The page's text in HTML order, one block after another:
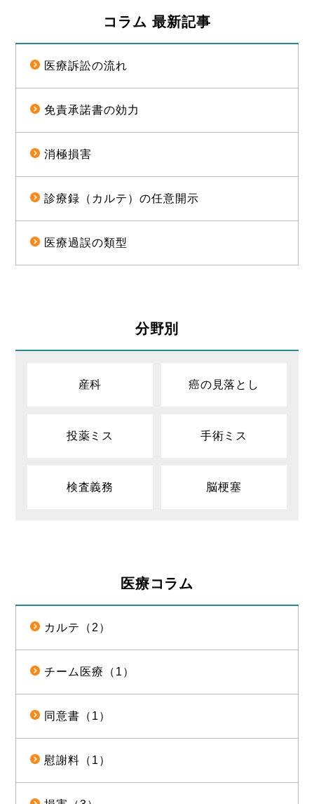
弁護士法人ALG&Associates
かった場合に本人に生じる結果
行に制限が生じることがあります。
お客様へのサービス向上の為にお客様サポートセンタ
コラム 最新記事
医療訴訟の流れ
免責承諾書の効力
消極損害
診療録（カルテ）の任意開示
医療過誤の類型
分野別
産科 癌の見落とし
投薬ミス 手術ミス
検査義務 脳梗塞
医療コラム
カルテ（2）
チーム医療（1）
同意書（1）
慰謝料（1）